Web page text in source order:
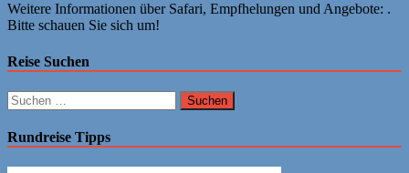
Weitere Informationen über Safari, Empfhelungen und Angebote: .
Bitte schauen Sie sich um!
Reise Suchen
Suchen
nach:
Rundreise Tipps